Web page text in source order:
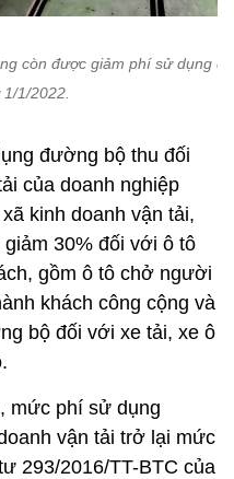
còn được giảm phí sử dụng
1/2022.
đường bộ thu đối
của doanh nghiệp
kinh doanh vận tải,
30% đối với ô tô
gồm ô tô chở người
khách công cộng và
bộ đối với xe tải, xe ô
mức phí sử dụng
vận tải trở lại mức
293/2016/TT-BTC của